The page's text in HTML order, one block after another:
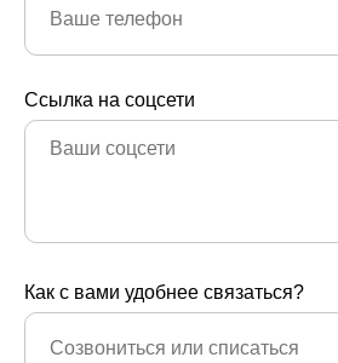
Ссылка на соцсети
Как с вами удобнее связаться?